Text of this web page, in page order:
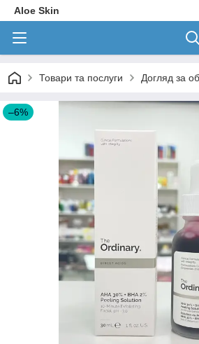
Aloe Skin
Товари та послуги Догляд за
–6%